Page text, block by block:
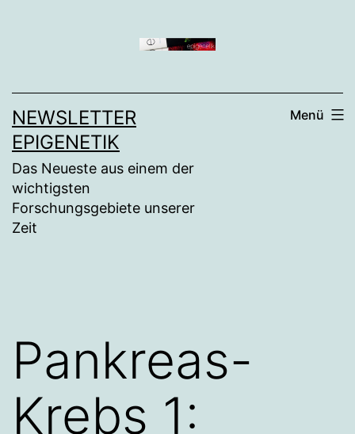
NEWSLETTER
EPIGENETIK
Das Neueste aus einem der
wichtigsten
Forschungsgebiete unserer
Zeit
Menü
Pankreas-
Krebs 1: